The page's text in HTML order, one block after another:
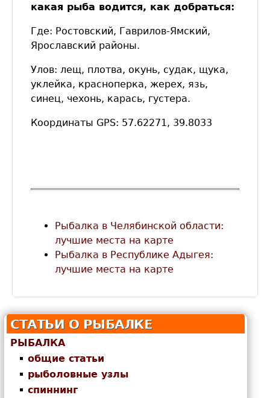
какая рыба водится, как добраться:
Где: Ростовский, Гаврилов-Ямский,
Ярославский районы.
Улов: лещ, плотва, окунь, судак, щука,
уклейка, красноперка, жерех, язь,
синец, чехонь, карась, густера.
Координаты GPS: 57.62271, 39.8033
Рыбалка в Челябинской области:
лучшие места на карте
Рыбалка в Республике Адыгея:
лучшие места на карте
СТАТЬИ О РЫБАЛКЕ
РЫБАЛКА
общие статьи
рыболовные узлы
спиннинг